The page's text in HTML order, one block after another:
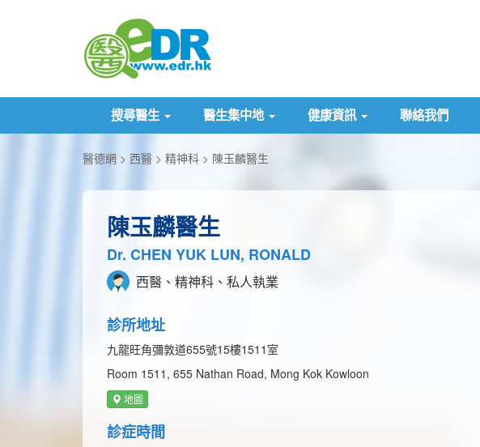
搜尋醫生 醫生集中地 健康資訊 聯絡我們
醫德網 西醫 精神科 陳玉麟醫生
陳玉麟醫生
Dr. CHEN YUK LUN, RONALD
西醫、精神科、私人執業
診所地址
九龍旺角彌敦道655號15樓1511室
Room 1511, 655 Nathan Road, Mong Kok Kowloon
地圖
診症時間